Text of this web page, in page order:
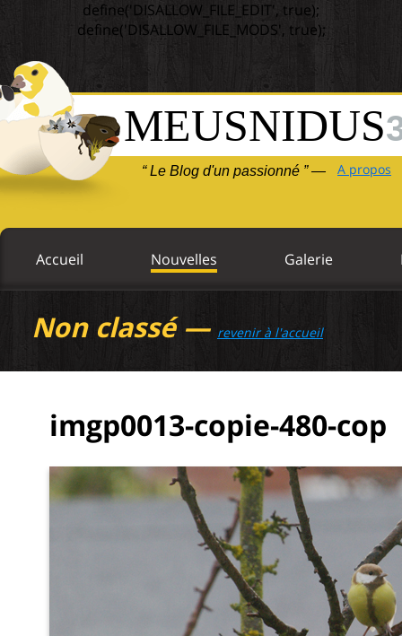
define('DISALLOW_FILE_EDIT', true);
define('DISALLOW_FILE_MODS', true);
MEUSNIDUS
“ Le Blog d'un passionné ” — A propos
Accueil Nouvelles Galerie
Non classé — revenir à l'accueil
imgp0013-copie-480-cop